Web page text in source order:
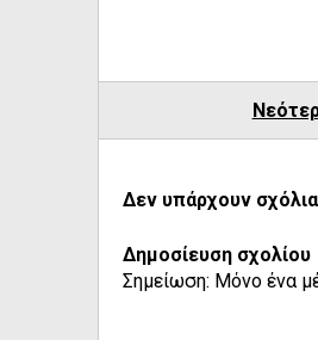
Δεν υπάρχουν
Δημοσίευση σχολίου
Σημείωση: Μόνο ένα